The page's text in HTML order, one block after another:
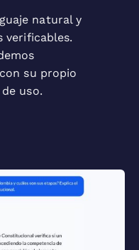
natural y
verificables.
su propio
uso.